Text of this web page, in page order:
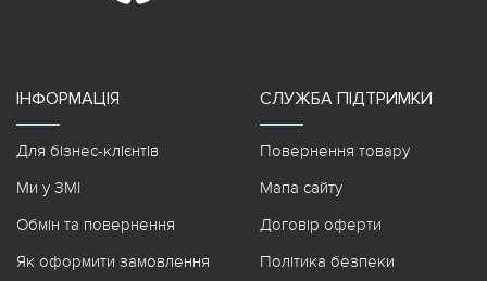
ІНФОРМАЦІЯ
Для бізнес-клієнтів
Ми у ЗМІ
Обмін та повернення
Як оформити замовлення
СЛУЖБА ПІДТРИМКИ
Повернення товару
Мапа сайту
Договір оферти
Політика безпеки